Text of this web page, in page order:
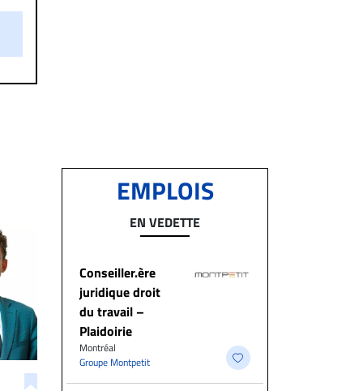
EMPLOIS
EN VEDETTE
Conseiller.ère
juridique droit
du travail –
Plaidoirie
Montréal
Groupe Montpetit